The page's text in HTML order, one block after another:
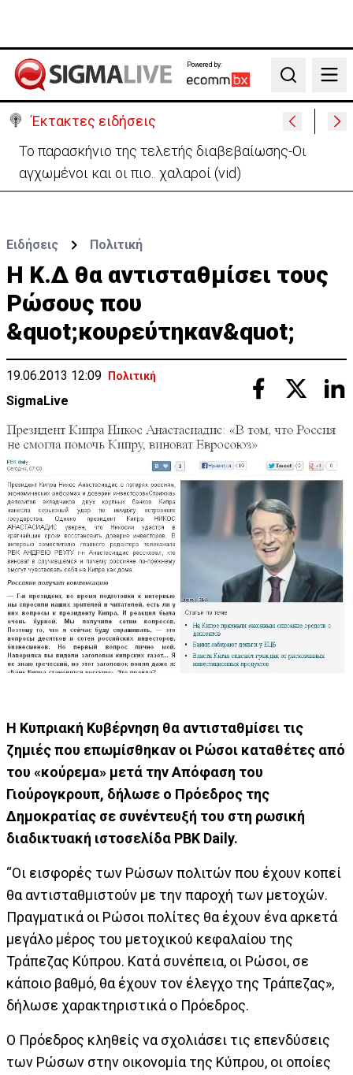
Powered by:
Search
Έκτακτες ειδήσεις
Το παρασκήνιο της τελετής διαβεβαίωσης-Οι
αγχωμένοι και οι πιο.. χαλαροί (vid)
Ειδήσεις Πολιτική
Η Κ.Δ θα αντισταθμίσει τους
Ρώσους που
&quot;κουρεύτηκαν&quot;
19.06.2013 12:09 Πολιτική
SigmaLive
Η Κυπριακή Κυβέρνηση θα αντισταθμίσει τις
ζημιές που επωμίσθηκαν οι Ρώσοι καταθέτες από
του «κούρεμα» μετά την Απόφαση του
Γιούρογκρουπ, δήλωσε ο Πρόεδρος της
Δημοκρατίας σε συνέντευξή του στη ρωσική
διαδικτυακή ιστοσελίδα PBK Daily.
“Oι εισφορές των Ρώσων πολιτών που έχουν κοπεί
θα αντισταθμιστούν με την παροχή των μετοχών.
Πραγματικά οι Ρώσοι πολίτες θα έχουν ένα αρκετά
μεγάλο μέρος του μετοχικού κεφαλαίου της
Τράπεζας Κύπρου. Κατά συνέπεια, οι Ρώσοι, σε
κάποιο βαθμό, θα έχουν τον έλεγχο της Τράπεζας»,
δήλωσε χαρακτηριστικά ο Πρόεδρος.
Ο Πρόεδρος κληθείς να σχολιάσει τις επενδύσεις
των Ρώσων στην οικονομία της Κύπρου, οι οποίες